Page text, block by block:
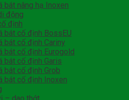
bát nâng hạ Inoxen
động
định
bát cố định BossEU
bát cố định Cariny
bát cố định Eurogold
bát cố định Garis
bát cố định Grob
bát cố định Inoxen
– dao thớt